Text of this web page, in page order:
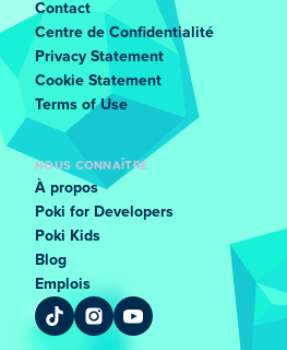
Contact
Centre de Confidentialité
Privacy Statement
Cookie Statement
Terms of Use
NOUS CONNAÎTRE
À propos
Poki for Developers
Poki Kids
Blog
Emplois